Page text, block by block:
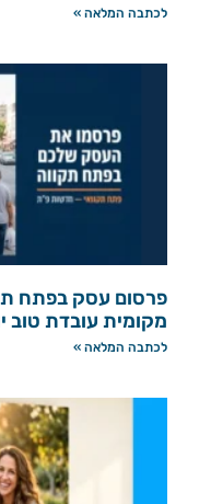
לכתבה המלאה »
פרסום עסק בפתח
מקומית עובדת טוב
לכתבה המלאה »